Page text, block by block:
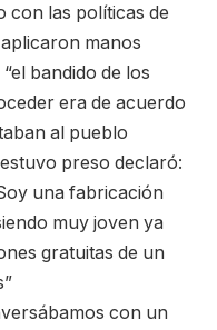
con las políticas de
manos
bandido de los
era de acuerdo
al pueblo
preso declaró:
una fabricación
muy joven ya
gratuitas de un
con un